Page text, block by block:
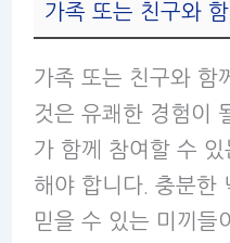
가족 또는 친구와
가족 또는 친구와 함
것은 유쾌한 경험이
가 함께 참여할 수 있
해야 합니다. 충분한
믿을 수 있는 미끼들